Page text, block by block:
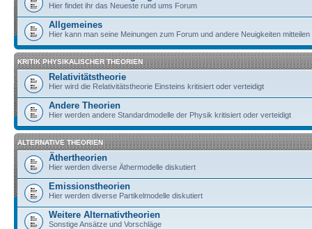
Hier findet ihr das Neueste rund ums Forum
Allgemeines
Hier kann man seine Meinungen zum Forum und andere Neuigkeiten mitteilen
KRITIK PHYSIKALISCHER THEORIEN
Relativitätstheorie
Hier wird die Relativitätstheorie Einsteins kritisiert oder verteidigt
Andere Theorien
Hier werden andere Standardmodelle der Physik kritisiert oder verteidigt
ALTERNATIVE THEORIEN
Äthertheorien
Hier werden diverse Äthermodelle diskutiert
Emissionstheorien
Hier werden diverse Partikelmodelle diskutiert
Weitere Alternativtheorien
Sonstige Ansätze und Vorschläge